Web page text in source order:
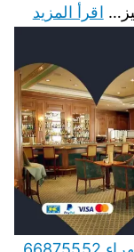
اقرأ المزيد